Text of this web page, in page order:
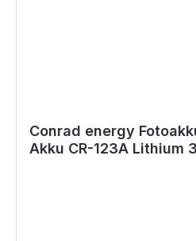
Conrad energy
Akku CR-123A Lithium